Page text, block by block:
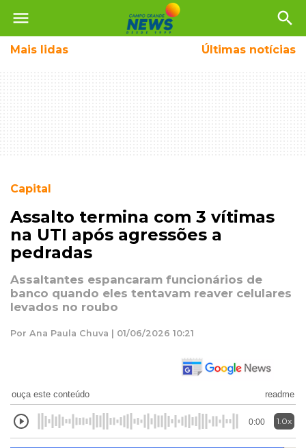
menu search
Mais lidas Últimas notícias
Capital
Assalto termina com 3 vítimas
na UTI após agressões a
pedradas
Assaltantes espancaram funcionários de
banco quando eles tentavam reaver celulares
levados no roubo
Por Ana Paula Chuva | 01/06/2026 10:21
ouça este conteúdo readme
0:00 1.0x